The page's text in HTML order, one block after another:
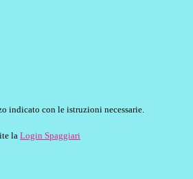
indicato con le istruzioni necessarie.
la Login Spaggiari